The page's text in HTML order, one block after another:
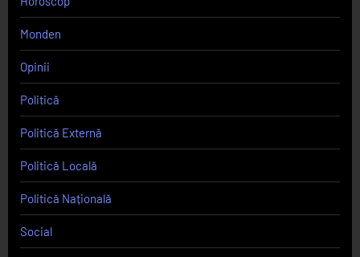
Monden
Opinii
Politică
Politică Externă
Politică Locală
Politică Națională
Social